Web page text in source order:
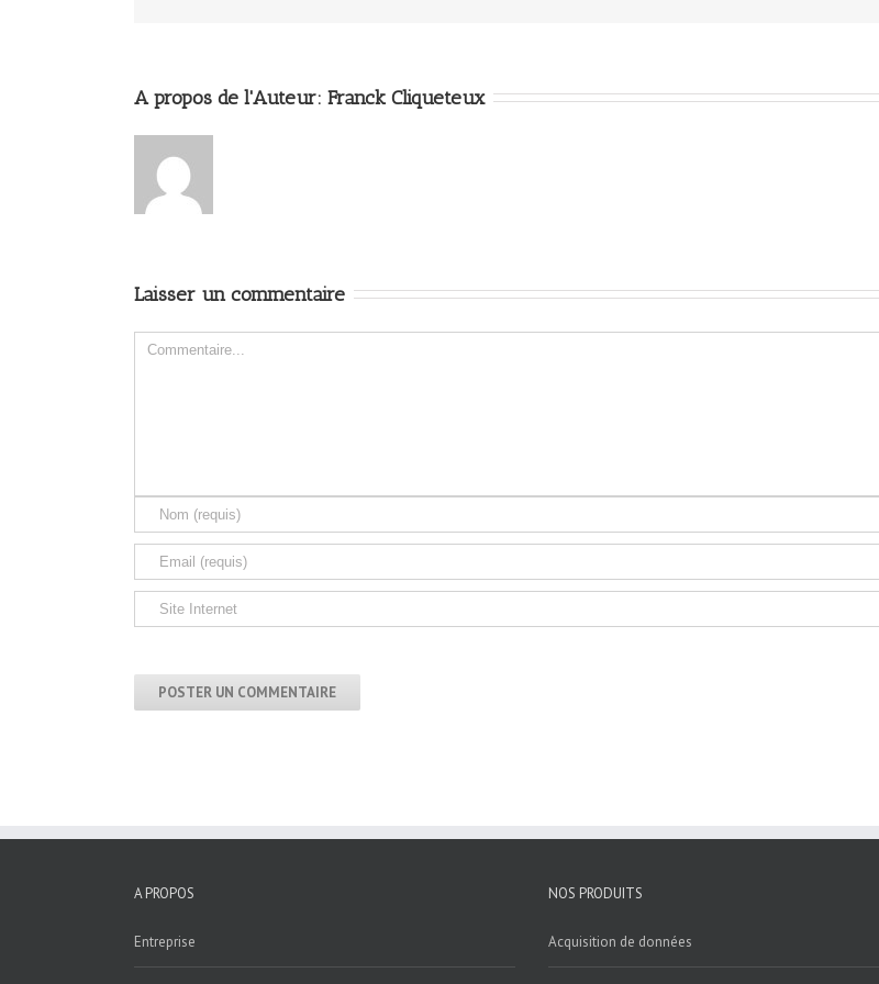
A propos de l'Auteur: Franck Cliqueteux
Laisser un commentaire
A PROPOS
Entreprise
NOS PRODUITS
Acquisition de données